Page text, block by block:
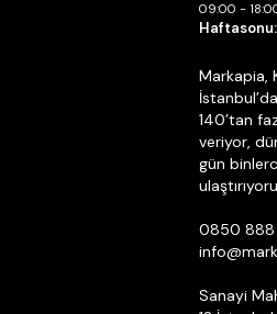
09:00 -
Haftasonu:
Markapia,
140’tan
veriyor,
gün
0850 888
Sanayi